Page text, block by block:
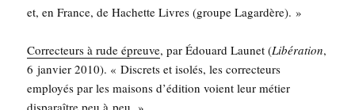
et, en France, de Hachette Livres (groupe Lagardère). »
Cor­rec­teurs à rude épreuve, par Édouard Lau­net (Libé­ra­tion,
6 jan­vier 2010). « Dis­crets et iso­lés, les cor­rec­teurs
employés par les mai­sons d’édition voient leur métier
dis­pa­raître peu à peu. »